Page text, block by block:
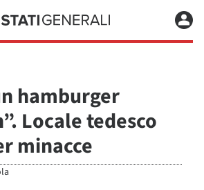
hamburger
Locale tedesco
minacce